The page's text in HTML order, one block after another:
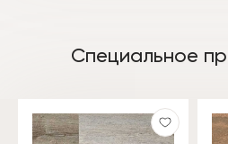
Специальное